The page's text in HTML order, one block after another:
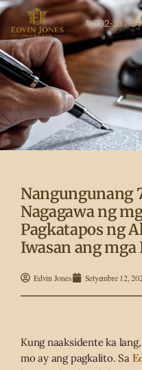
702-337-
Nangungunang
Nagagawa ng
Pagkatapos ng
Iwasan ang mga
Edvin Jones Setyembre 12,
Kung naaksidente ka
mo ay ang pagkalito. Sa